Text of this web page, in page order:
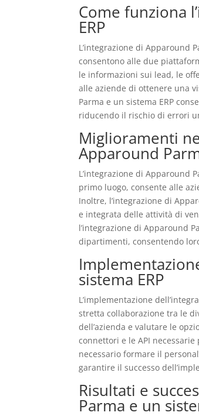
Come funziona
ERP
L’integrazione di Apparound
consentono alle due
le informazioni sui lead, le
alle aziende di ottenere una
Parma e un sistema ERP
riducendo il rischio di errori
Miglioramenti
Apparound
L’integrazione di Apparound
primo luogo, consente alle
Inoltre, l’integrazione di
e integrata delle attività di
l’integrazione di Apparound
dipartimenti, consentendo
sistema ERP
L’implementazione
stretta collaborazione tra le
dell’azienda e valutare le
connettori e le API
necessario formare il
garantire il successo
Risultati e
Parma e un